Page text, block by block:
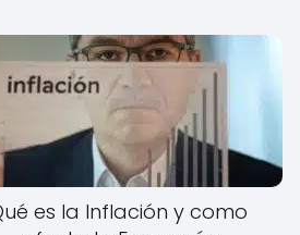
es la Inflación y como